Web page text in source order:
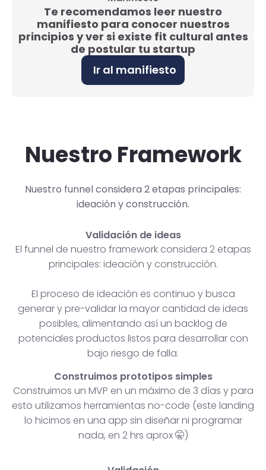
Te recomendamos leer nuestro
manifiesto para conocer nuestros
principios y ver si existe fit cultural antes
de postular tu startup
Ir al manifiesto
Nuestro Framework
Nuestro funnel considera 2 etapas principales:
ideación y construcción.
Validación de ideas
El funnel de nuestro framework considera 2 etapas
principales: ideación y construcción.
El proceso de ideación es continuo y busca
generar y pre-validar la mayor cantidad de ideas
posibles, alimentando así un backlog de
potenciales productos listos para desarrollar con
bajo riesgo de falla.
Construimos prototipos simples
Construimos un MVP en un máximo de 3 días y para
esto utilizamos herramientas no-code (este landing
lo hicimos en una app sin diseñar ni programar
nada, en 2 hrs aprox 🤫)